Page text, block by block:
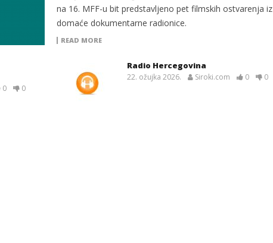
na 16. MFF-u bit predstavljeno pet filmskih ostvarenja iz
domaće dokumentarne radionice.
READ MORE
0 0
Radio Hercegovina
22. ožujka 2026. Siroki.com 0 0